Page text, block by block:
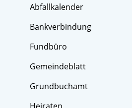
Abfallkalender
Bankverbindung
Fundbüro
Gemeindeblatt
Grundbuchamt